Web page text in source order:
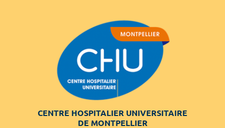
CENTRE HOSPITALIER UNIVERSITAIRE
DE MONTPELLIER